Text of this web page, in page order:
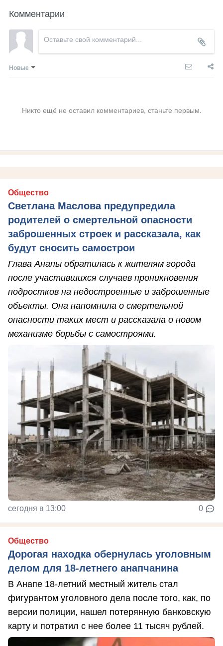
Комментарии
Новые
Никто ещё не оставил комментариев, станьте первым.
Общество
Светлана Маслова предупредила
родителей о смертельной опасности
заброшенных строек и рассказала, как
будут сносить самострои
Глава Анапы обратилась к жителям города
после участившихся случаев проникновения
подростков на недостроенные и заброшенные
объекты. Она напомнила о смертельной
опасности таких мест и рассказала о новом
механизме борьбы с самостроями.
сегодня в 13:00 0
Общество
Дорогая находка обернулась уголовным
делом для 18-летнего анапчанина
В Анапе 18-летний местный житель стал
фигурантом уголовного дела после того, как, по
версии полиции, нашел потерянную банковскую
карту и потратил с нее более 11 тысяч рублей.